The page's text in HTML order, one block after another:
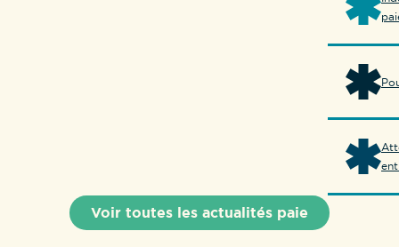
Voir toutes les actualités paie